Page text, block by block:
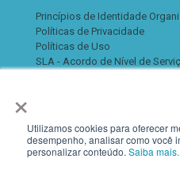
×
Utilizamos cookies para oferecer
desempenho, analisar como você
personalizar conteúdo. Saiba mais.
Princípios de Identidade
Políticas de Privacidade
Políticas de Uso
SLA - Acordo de Nível de